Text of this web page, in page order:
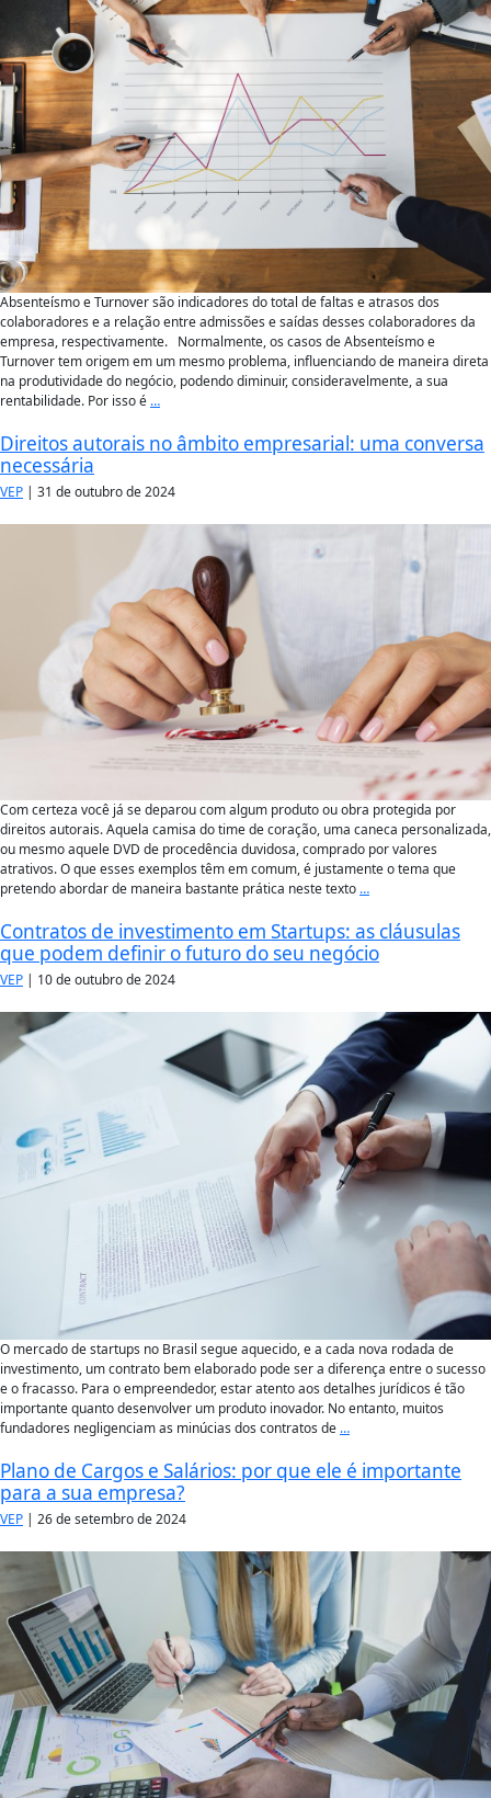
Absenteísmo e Turnover são indicadores do total de faltas e atrasos dos
colaboradores e a relação entre admissões e saídas desses colaboradores da
empresa, respectivamente. Normalmente, os casos de Absenteísmo e
Turnover tem origem em um mesmo problema, influenciando de maneira direta
na produtividade do negócio, podendo diminuir, consideravelmente, a sua
rentabilidade. Por isso é …
Direitos autorais no âmbito empresarial: uma conversa
necessária
VEP | 31 de outubro de 2024
Com certeza você já se deparou com algum produto ou obra protegida por
direitos autorais. Aquela camisa do time de coração, uma caneca personalizada,
ou mesmo aquele DVD de procedência duvidosa, comprado por valores
atrativos. O que esses exemplos têm em comum, é justamente o tema que
pretendo abordar de maneira bastante prática neste texto …
Contratos de investimento em Startups: as cláusulas
que podem definir o futuro do seu negócio
VEP | 10 de outubro de 2024
O mercado de startups no Brasil segue aquecido, e a cada nova rodada de
investimento, um contrato bem elaborado pode ser a diferença entre o sucesso
e o fracasso. Para o empreendedor, estar atento aos detalhes jurídicos é tão
importante quanto desenvolver um produto inovador. No entanto, muitos
fundadores negligenciam as minúcias dos contratos de …
Plano de Cargos e Salários: por que ele é importante
para a sua empresa?
VEP | 26 de setembro de 2024